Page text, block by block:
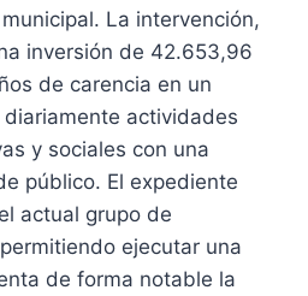
La intervención,
inversión de 42.653,96
de carencia en un
actividades
y sociales con una
público. El expediente
actual grupo de
ejecutar una
de forma notable la